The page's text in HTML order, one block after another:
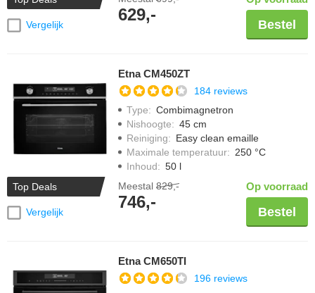
Vergelijk
629,-
Bestel
Top Deals
Vergelijk
Etna CM450ZT
184 reviews
Type: Combimagnetron
Nishoogte: 45 cm
Reiniging: Easy clean emaille
Maximale temperatuur: 250 °C
Inhoud: 50 l
Meestal 829,-
746,-
Op voorraad
Bestel
Etna CM650TI
196 reviews